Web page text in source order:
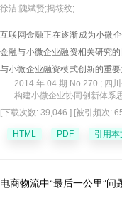
徐洁;隗斌贤;揭筱纹;
互联网金融正在逐渐成为小微
金融与小微企业融资相关研究
与小微企业融资模式创新的重
资的协同合作优势,最后以融资
2014 年 04 期 No.270 ; 四
构建小微企业协同创新体系
[下载次数: 39,046 ] [被引频次:
HTML PDF 引用本
电商物流中“最后一公里”问